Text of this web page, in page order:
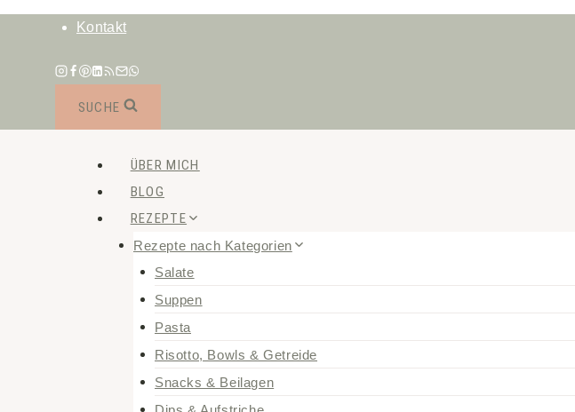
Zum
springen
Kontakt
SUCHE
ÜBER MICH
BLOG
REZEPTE
Rezepte nach Kategorien
Salate
Suppen
Pasta
Risotto, Bowls & Getreide
Snacks & Beilagen